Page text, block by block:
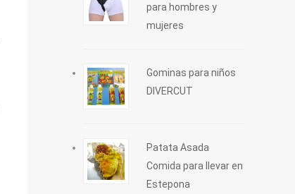
para hombres y
mujeres
Gominas para niños
DIVERCUT
Patata Asada
Comida para llevar en
Estepona